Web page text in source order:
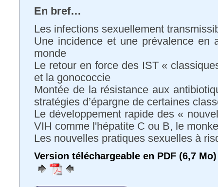
En bref…
Les infections sexuellement
Une incidence et une prévalence en
monde
Le retour en force des IST «
et la gonococcie
Montée de la résistance aux
stratégies d’épargne de certaines
Le développement rapide des «
VIH comme l'hépatite C ou B, le
Les nouvelles pratiques sexuelles à
Version téléchargeable en PDF (6,7 Mo)